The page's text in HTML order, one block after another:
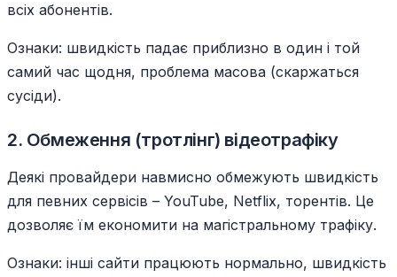
всіх абонентів.
Ознаки: швидкість падає приблизно в один і той
самий час щодня, проблема масова (скаржаться
сусіди).
2. Обмеження (тротлінг) відеотрафіку
Деякі провайдери навмисно обмежують швидкість
для певних сервісів – YouTube, Netflix, торентів. Це
дозволяє їм економити на магістральному трафіку.
Ознаки: інші сайти працюють нормально, швидкість